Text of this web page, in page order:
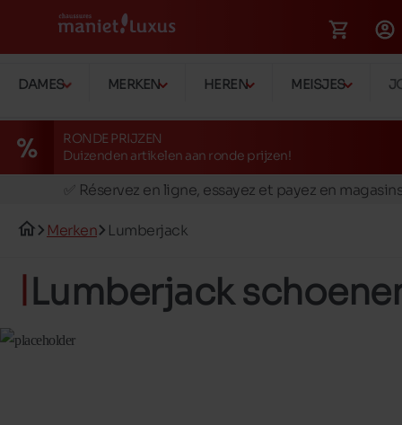
DAMES MERKEN HEREN MEISJES
RONDE PRIJZEN
Duizenden artikelen aan ronde prijzen!
🚛 Livraison gratuite en magasins
✅ Réservez en ligne, essayez et payez en
📦 Livraison à domicile gratuite dés 39€ d'achats
🚛 Livraison gratuite en magasins
Merken Lumberjack
Lumberjack